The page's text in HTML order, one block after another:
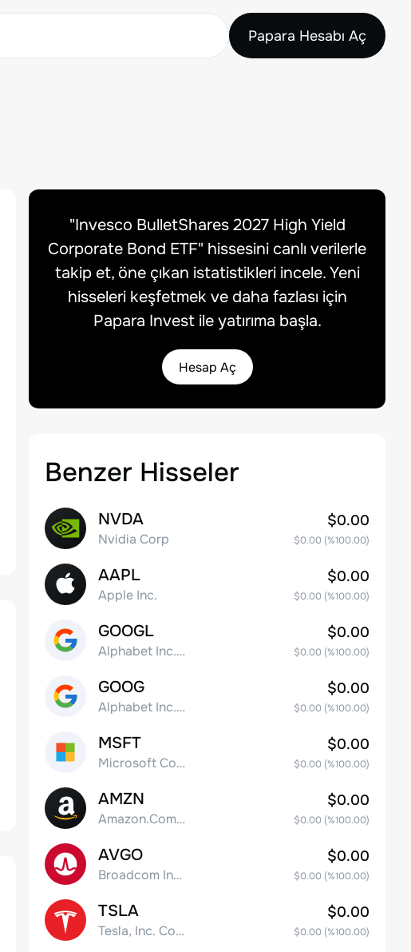
Papara Hesabı Aç
"Invesco BulletShares 2027 High Yield
Corporate Bond ETF" hissesini canlı verilerle
takip et, öne çıkan istatistikleri incele. Yeni
hisseleri keşfetmek ve daha fazlası için
Papara Invest ile yatırıma başla.
Hesap Aç
Benzer Hisseler
NVDA
Nvidia Corp
$0.00
$0.00(%100.00)
AAPL
Apple Inc.
$0.00
$0.00(%100.00)
GOOGL
Alphabet Inc. Class A Common Stock
$0.00
$0.00(%100.00)
GOOG
Alphabet Inc. Class C Capital Stock
$0.00
$0.00(%100.00)
MSFT
Microsoft Corp
$0.00
$0.00(%100.00)
AMZN
Amazon.Com Inc
$0.00
$0.00(%100.00)
AVGO
Broadcom Inc. Common Stock
$0.00
$0.00(%100.00)
TSLA
Tesla, Inc. Common Stock
$0.00
$0.00(%100.00)